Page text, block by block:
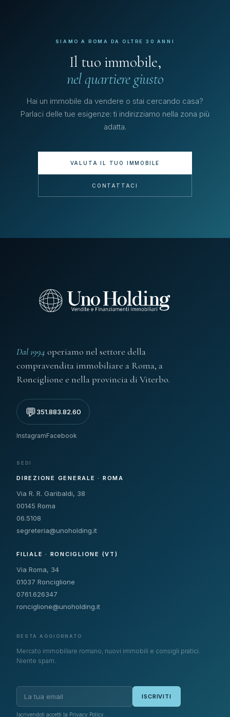
SIAMO A ROMA DA OLTRE 30 ANNI
Il tuo immobile,
nel quartiere giusto
Hai un immobile da vendere o stai cercando casa?
Parlaci delle tue esigenze: ti indirizziamo nella zona più
adatta.
VALUTA IL TUO IMMOBILE
CONTATTACI
Dal 1994 operiamo nel settore della
compravendita immobiliare a Roma, a
Ronciglione e nella provincia di Viterbo.
💬351.883.82.60
InstagramFacebook
SEDI
DIREZIONE GENERALE · ROMA
Via R. R. Garibaldi, 38
00145 Roma
06.5108
segreteria@unoholding.it
FILIALE · RONCIGLIONE (VT)
Via Roma, 34
01037 Ronciglione
0761.626347
ronciglione@unoholding.it
RESTA AGGIORNATO
Mercato immobiliare romano, nuovi immobili e consigli pratici.
Niente spam.
ISCRIVITI
Iscrivendoti accetti la Privacy Policy